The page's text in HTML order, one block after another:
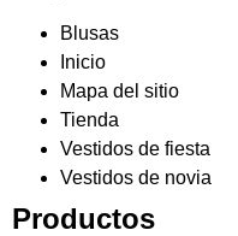
Blusas
Inicio
Mapa del sitio
Tienda
Vestidos de fiesta
Vestidos de novia
Productos